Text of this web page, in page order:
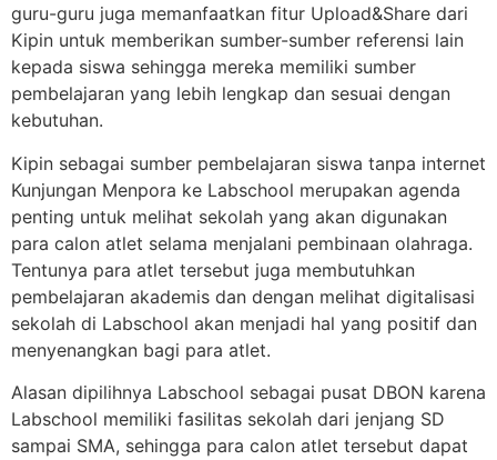
guru-guru juga memanfaatkan fitur Upload&Share dari
Kipin untuk memberikan sumber-sumber referensi lain
kepada siswa sehingga mereka memiliki sumber
pembelajaran yang lebih lengkap dan sesuai dengan
kebutuhan.
Kipin sebagai sumber pembelajaran siswa tanpa internet
Kunjungan Menpora ke Labschool merupakan agenda
penting untuk melihat sekolah yang akan digunakan
para calon atlet selama menjalani pembinaan olahraga.
Tentunya para atlet tersebut juga membutuhkan
pembelajaran akademis dan dengan melihat digitalisasi
sekolah di Labschool akan menjadi hal yang positif dan
menyenangkan bagi para atlet.
Alasan dipilihnya Labschool sebagai pusat DBON karena
Labschool memiliki fasilitas sekolah dari jenjang SD
sampai SMA, sehingga para calon atlet tersebut dapat